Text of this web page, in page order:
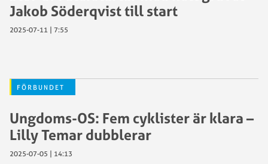
Jakob Söderqvist till start
2025-07-11 | 7:55
FÖRBUNDET
Ungdoms-OS: Fem cyklister är klara –
Lilly Temar dubblerar
2025-07-05 | 14:13